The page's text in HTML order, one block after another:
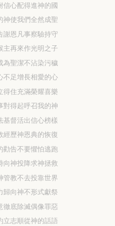
信心配得進神的國
神使我們全然成聖
謝恩凡事察驗持守
主再來作光明之子
為聖潔不沾染污穢
不足增長相愛的心
得住充滿榮耀喜樂
對得起呼召我的神
基督活出信心榜樣
經歷神恩典的恢復
勸告不要懼怕逃跑
向神投降求神拯救
管教不去投靠世界
歸向神不形式獻祭
徹底除滅偶像罪惡
立志順從神的話語